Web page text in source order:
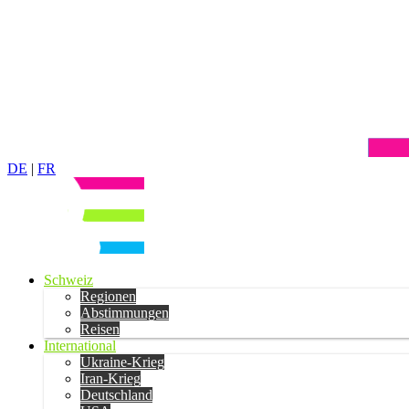
DE | FR
Schweiz
Regionen
Abstimmungen
Reisen
International
Ukraine-Krieg
Iran-Krieg
Deutschland